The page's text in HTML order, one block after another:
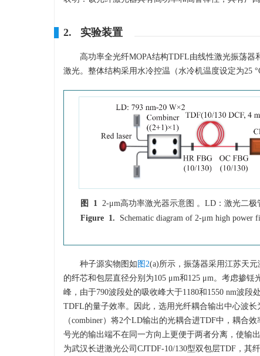
2. 实验装置
高功率全光纤MOPA结构TDFL由线性激光振荡器
激光。整体结构采用水冷控温（水冷机温度设定为25
图 1
2-μm高功率激光器示意图 。LD：激光二
Figure 1.
Schematic diagram of 2-μm high power
种子源实物图如图2(a)所示，振荡器采用江苏天
的纤芯和包层直径分别为105 μm和125 μm。考虑掺
峰，由于790波段处的吸收峰大于1180和1550 nm波
TDFL的量子效率。因此，选用光纤耦合输出中心波
（combiner）将2个LD输出的光耦合进TDF中，耦合
号光的输出端不在同一方向上更便于两者分离，使输
为武汉长进激光公司CJTDF-10/130型双包层TDF，其